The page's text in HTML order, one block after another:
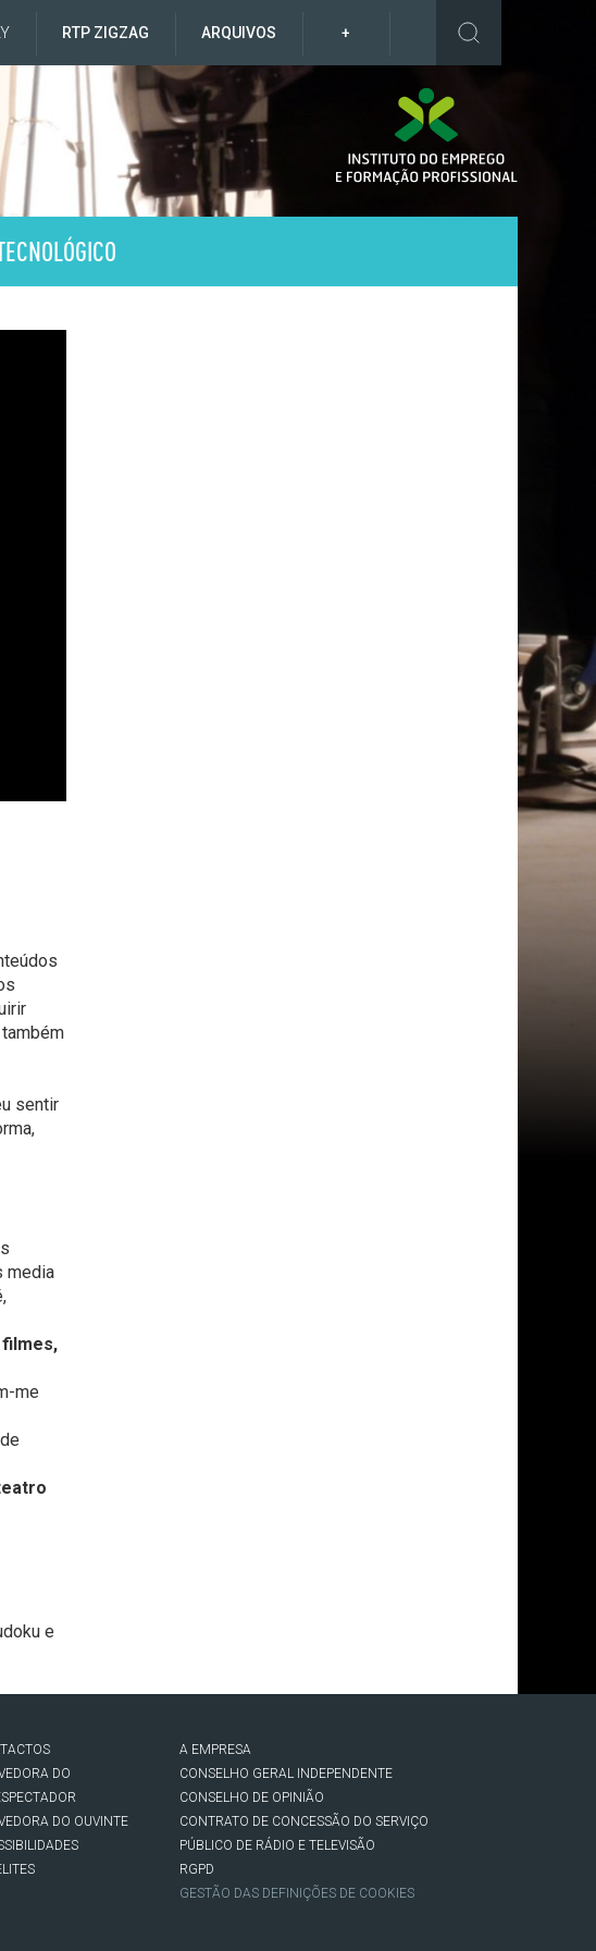
RTP ZIGZAG ARQUIVOS +
sentir
media
me
e
DO
DO OUVINTE
A EMPRESA
CONSELHO GERAL INDEPENDENTE
CONSELHO DE OPINIÃO
CONTRATO DE CONCESSÃO DO SERVIÇO
PÚBLICO DE RÁDIO E TELEVISÃO
RGPD
GESTÃO DAS DEFINIÇÕES DE COOKIES